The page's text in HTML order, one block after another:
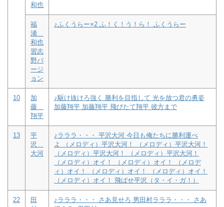
和也
福
浦
和也
習志
野バ
ージ
ョン
♪ふくうらー×2 ふ！く！う！ら！ ふくうらー
10
加
藤
翔平
♪駆け抜けろ強く 勝利を目指して 光を放つ君の勇姿
加藤翔平 加藤翔平 飛びたて翔平 彼方まで
13
平
沢
大河
♪ラララ・・・ 平沢大河 今日も俺たちに勝利運べ
よ （メロディ）平沢大河！ （メロディ）平沢大河！
（メロディ）平沢大河！ （メロディ）平沢大河！
（メロディ）オイ！ （メロディ）オイ！ （メロデ
ィ）オイ！ （メロディ）オイ！ （メロディ）オイ！
（メロディ）オイ！ 飛ばせ平沢（タ・イ・ガ！）
22
田
♪ラララ・・・ さあ見せろ 男田村ラララ・・・ さあ